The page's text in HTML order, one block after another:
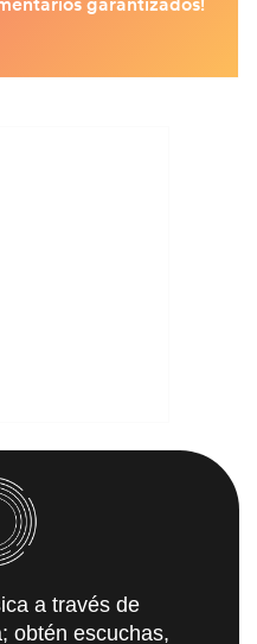
a través de
obtén escuchas,